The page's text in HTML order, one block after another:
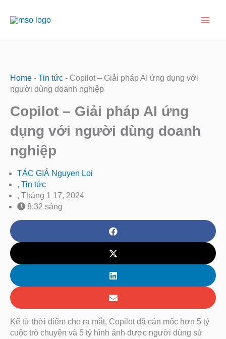
nội
Home - Tin tức - Copilot – Giải pháp AI ứng dụng với
người dùng doanh nghiệp
Copilot – Giải pháp AI ứng
dụng với người dùng doanh
nghiệp
TÁC GIẢNguyen Loi
, Tin tức
, Tháng 1 17, 2024
8:32 sáng
Kể từ thời điểm cho ra mắt, Copilot đã cán mốc hơn 5 tỷ
cuộc trò chuyện và 5 tỷ hình ảnh được người dùng sử